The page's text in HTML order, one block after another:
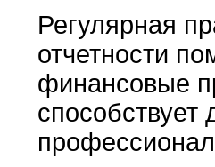
Регулярная
отчетности
финансовые